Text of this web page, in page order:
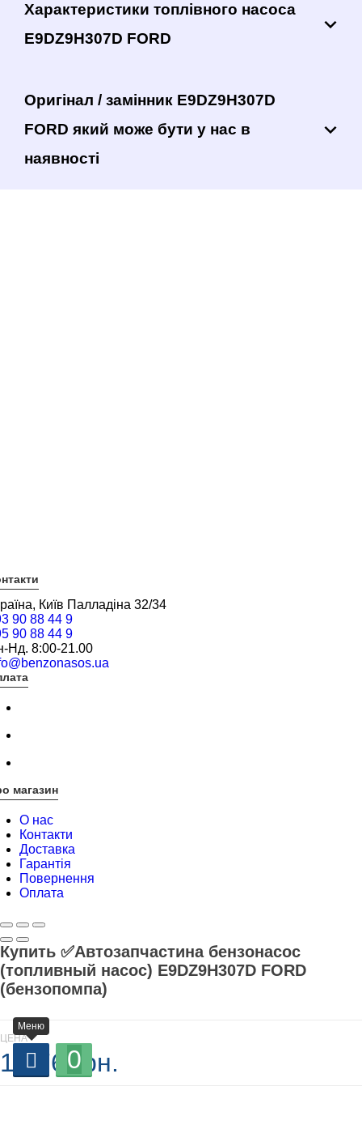
Характеристики топлівного насоса
E9DZ9H307D FORD
Оригінал / замінник E9DZ9H307D
FORD який може бути у нас в
наявності
Київ Палладіна 32/34
90 88 44 9
90 88 44 9
Нд. 8:00-21.00
магазин
О нас
Контакти
Доставка
Гарантія
Повернення
Оплата
Купить ✅Автозапчастина бензонасос
(топливный насос) E9DZ9H307D FORD
(бензопомпа)
ЦЕНА
1 376 грн.
Меню
0